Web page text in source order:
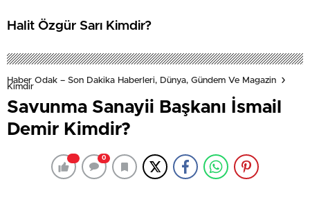
Halit Özgür Sarı Kimdir?
Haber Odak – Son Dakika Haberleri, Dünya, Gündem Ve Magazin
Kimdir
Savunma Sanayii Başkanı İsmail
Demir Kimdir?
0